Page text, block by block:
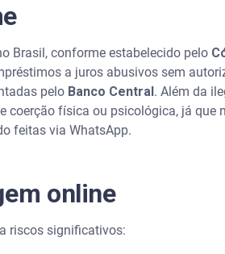
Brasil, conforme estabelecido pelo
a juros abusivos sem
pelo Banco Central. Além da
coerção física ou psicológica, já que
feitas via WhatsApp.
online
riscos significativos: